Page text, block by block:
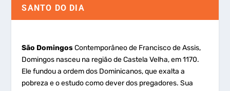
SANTO DO DIA
São DomingosContemporâneo de Francisco de Assis,
Domingos nasceu na região de Castela Velha, em 1170.
Ele fundou a ordem dos Dominicanos, que exalta a
pobreza e o estudo como dever dos pregadores. Sua